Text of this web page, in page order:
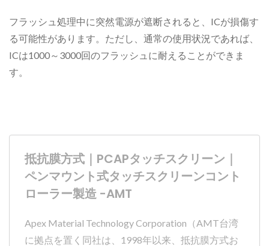
フラッシュ処理中に突然電源が遮断されると、ICが損傷す
る可能性があります。ただし、通常の使用状況であれば、
ICは1000～3000回のフラッシュに耐えることができま
す。
抵抗膜方式｜PCAPタッチスクリーン｜
ペンマウント式タッチスクリーンコント
ローラー製造 -AMT
Apex Material Technology Corporation（AMT台湾
に拠点を置く同社は、1998年以来、抵抗膜方式お